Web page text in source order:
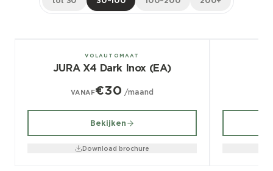
VOLAUTOMAAT
JURA X4 Dark Inox (EA)
VANAF€30 /maand
Bekijken
Download brochure